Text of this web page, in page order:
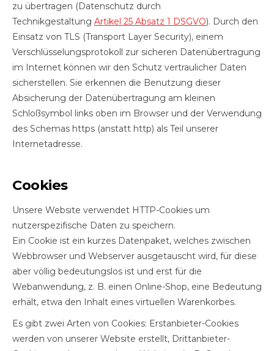
zu übertragen (Datenschutz durch
Technikgestaltung Artikel 25 Absatz 1 DSGVO). Durch den
Einsatz von TLS (Transport Layer Security), einem
Verschlüsselungsprotokoll zur sicheren Datenübertragung
im Internet können wir den Schutz vertraulicher Daten
sicherstellen. Sie erkennen die Benutzung dieser
Absicherung der Datenübertragung am kleinen
Schloßsymbol links oben im Browser und der Verwendung
des Schemas https (anstatt http) als Teil unserer
Internetadresse.
Cookies
Unsere Website verwendet HTTP-Cookies um
nutzerspezifische Daten zu speichern.
Ein Cookie ist ein kurzes Datenpaket, welches zwischen
Webbrowser und Webserver ausgetauscht wird, für diese
aber völlig bedeutungslos ist und erst für die
Webanwendung, z. B. einen Online-Shop, eine Bedeutung
erhält, etwa den Inhalt eines virtuellen Warenkorbes.
Es gibt zwei Arten von Cookies: Erstanbieter-Cookies
werden von unserer Website erstellt, Drittanbieter-